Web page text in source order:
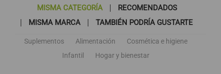
MISMA CATEGORÍA
RECOMENDADOS
MISMA MARCA
TAMBIÉN PODRÍA GUSTARTE
Suplementos Alimentación
Cosmética e higiene
Infantil
Hogar y bienestar